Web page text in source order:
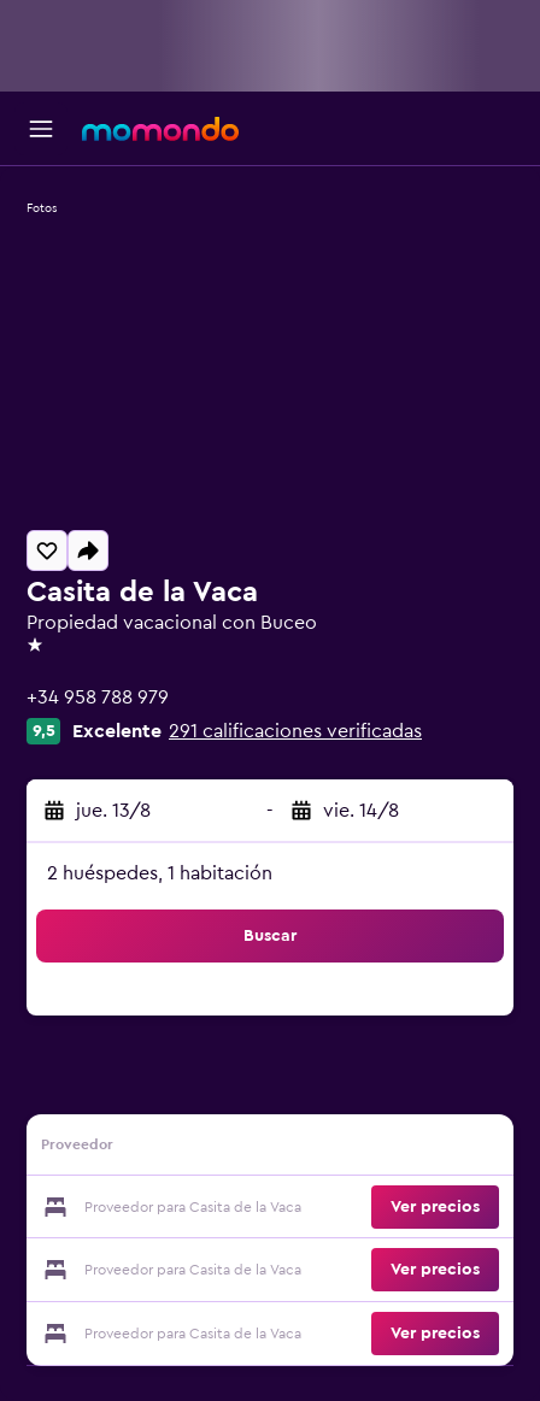
Casita de la Vaca
Propiedad vacacional con Buceo
1 estrella
+34 958 788 979
9,5 Excelente 291 calificaciones verificadas
jue. 13/8 - vie. 14/8
2 huéspedes, 1 habitación
Buscar
Proveedor
Proveedor para Casita de la Vaca Ver precios
Proveedor para Casita de la Vaca Ver precios
Proveedor para Casita de la Vaca Ver precios
Fotos